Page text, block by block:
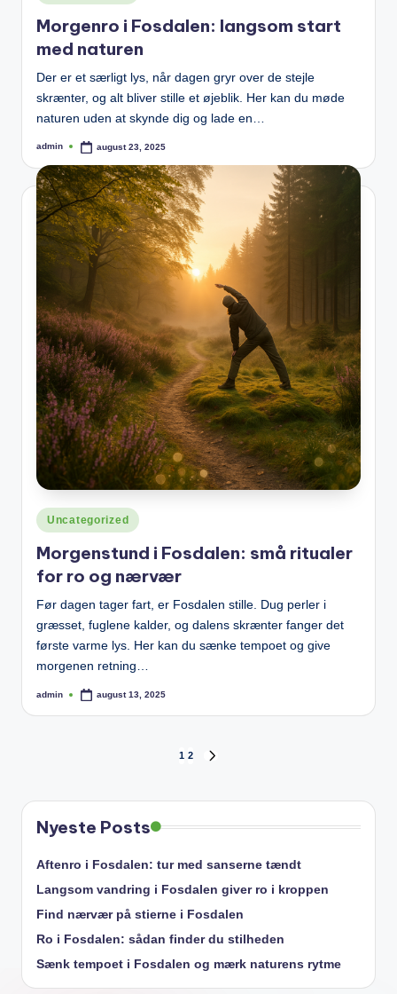
in
Morgenro i Fosdalen: langsom start
med naturen
Der er et særligt lys, når dagen gryr over de stejle
skrænter, og alt bliver stille et øjeblik. Her kan du møde
naturen uden at skynde dig og lade en…
Posted
admin august 23, 2025
Posted
in
Uncategorized
Morgenstund i Fosdalen: små ritualer
for ro og nærvær
Før dagen tager fart, er Fosdalen stille. Dug perler i
græsset, fuglene kalder, og dalens skrænter fanger det
første varme lys. Her kan du sænke tempoet og give
morgenen retning…
Posted
admin august 13, 2025
Indlægsinddeling
1 2
Nyeste Posts
Aftenro i Fosdalen: tur med sanserne tændt
Langsom vandring i Fosdalen giver ro i kroppen
Find nærvær på stierne i Fosdalen
Ro i Fosdalen: sådan finder du stilheden
Sænk tempoet i Fosdalen og mærk naturens rytme